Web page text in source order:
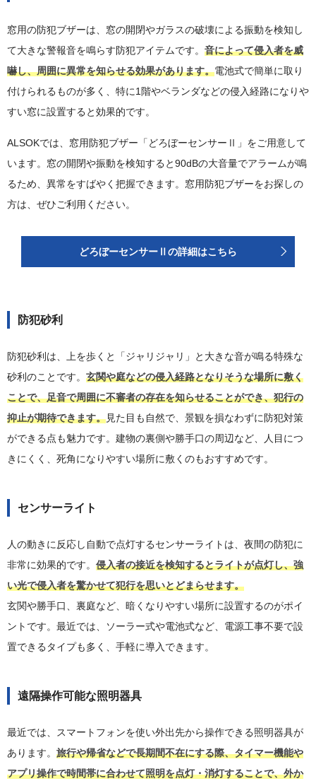
窓用の防犯ブザーは、窓の開閉やガラスの破壊による振動を検知し
て大きな警報音を鳴らす防犯アイテムです。 音によって侵入者を威
嚇し、周囲に異常を知らせる効果があります。電池式で簡単に取り
付けられるものが多く、特に1階やベランダなどの侵入経路になりや
すい窓に設置すると効果的です。
ALSOKでは、窓用防犯ブザー「どろぼーセンサーⅡ」をご用意して
います。窓の開閉や振動を検知すると90dBの大音量でアラームが鳴
るため、異常をすばやく把握できます。窓用防犯ブザーをお探しの
方は、ぜひご利用ください。
どろぼーセンサーⅡの詳細はこちら
防犯砂利
防犯砂利は、上を歩くと「ジャリジャリ」と大きな音が鳴る特殊な
砂利のことです。 玄関や庭などの侵入経路となりそうな場所に敷く
ことで、足音で周囲に不審者の存在を知らせることができ、犯行の
抑止が期待できます。見た目も自然で、景観を損なわずに防犯対策
ができる点も魅力です。建物の裏側や勝手口の周辺など、人目につ
きにくく、死角になりやすい場所に敷くのもおすすめです。
センサーライト
人の動きに反応し自動で点灯するセンサーライトは、夜間の防犯に
非常に効果的です。 侵入者の接近を検知するとライトが点灯し、強
い光で侵入者を驚かせて犯行を思いとどまらせます。
玄関や勝手口、裏庭など、暗くなりやすい場所に設置するのがポイ
ントです。最近では、ソーラー式や電池式など、電源工事不要で設
置できるタイプも多く、手軽に導入できます。
遠隔操作可能な照明器具
最近では、スマートフォンを使い外出先から操作できる照明器具が
あります。 旅行や帰省などで長期間不在にする際、タイマー機能や
アプリ操作で時間帯に合わせて照明を点灯・消灯することで、外か